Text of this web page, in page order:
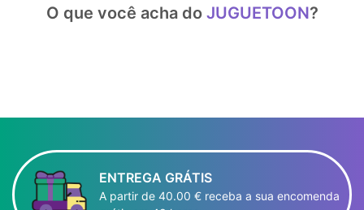
O que você acha do JUGUETOON?
ENTREGA GRÁTIS
A partir de 40.00 € receba a sua encomenda